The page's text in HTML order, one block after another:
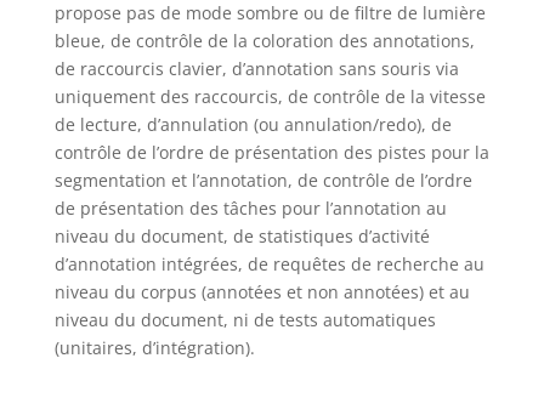
propose pas de mode sombre ou de filtre de lumière
bleue, de contrôle de la coloration des annotations,
de raccourcis clavier, d’annotation sans souris via
uniquement des raccourcis, de contrôle de la vitesse
de lecture, d’annulation (ou annulation/redo), de
contrôle de l’ordre de présentation des pistes pour la
segmentation et l’annotation, de contrôle de l’ordre
de présentation des tâches pour l’annotation au
niveau du document, de statistiques d’activité
d’annotation intégrées, de requêtes de recherche au
niveau du corpus (annotées et non annotées) et au
niveau du document, ni de tests automatiques
(unitaires, d’intégration).